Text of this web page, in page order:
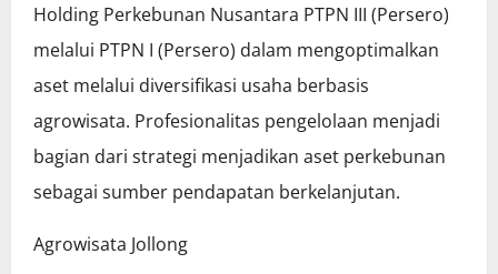
Holding Perkebunan Nusantara PTPN III (Persero)
melalui PTPN I (Persero) dalam mengoptimalkan
aset melalui diversifikasi usaha berbasis
agrowisata. Profesionalitas pengelolaan menjadi
bagian dari strategi menjadikan aset perkebunan
sebagai sumber pendapatan berkelanjutan.
Agrowisata Jollong